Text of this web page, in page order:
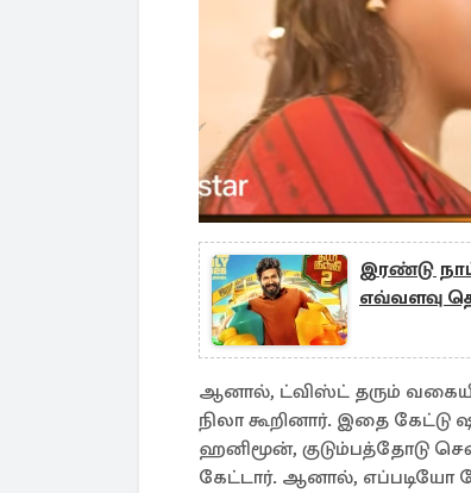
இரண்டு
எவ்வளவு
ஆனால், ட்விஸ்ட் தரும்
நிலா கூறினார். இதை
ஹனிமூன், குடும்பத்தோடு
கேட்டார். ஆனால், எப்படியோ